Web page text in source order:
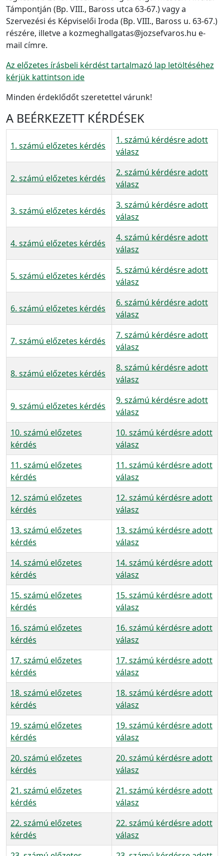
Támpontján (Bp. VIII., Baross utca 63-67.) vagy a
Szervezési és Képviselői Iroda (Bp. VIII., Baross u. 63-67.)
részére, illetve a kozmeghallgatas@jozsefvaros.hu e-
mail címre.
Az előzetes írásbeli kérdést tartalmazó lap letöltéséhez
kérjük kattintson ide
Minden érdeklődőt szeretettel várunk!
A BEÉRKEZETT KÉRDÉSEK
1. számú előzetes kérdés
1. számú kérdésre adott
válasz
2. számú előzetes kérdés
2. számú kérdésre adott
válasz
3. számú előzetes kérdés
3. számú kérdésre adott
válasz
4. számú előzetes kérdés
4. számú kérdésre adott
válasz
5. számú előzetes kérdés
5. számú kérdésre adott
válasz
6. számú előzetes kérdés
6. számú kérdésre adott
válasz
7. számú előzetes kérdés
7. számú kérdésre adott
válasz
8. számú előzetes kérdés
8. számú kérdésre adott
válasz
9. számú előzetes kérdés
9. számú kérdésre adott
válasz
10. számú előzetes
kérdés
10. számú kérdésre adott
válasz
11. számú előzetes
kérdés
11. számú kérdésre adott
válasz
12. számú előzetes
kérdés
12. számú kérdésre adott
válasz
13. számú előzetes
kérdés
13. számú kérdésre adott
válasz
14. számú előzetes
kérdés
14. számú kérdésre adott
válasz
15. számú előzetes
kérdés
15. számú kérdésre adott
válasz
16. számú előzetes
kérdés
16. számú kérdésre adott
válasz
17. számú előzetes
kérdés
17. számú kérdésre adott
válasz
18. számú előzetes
kérdés
18. számú kérdésre adott
válasz
19. számú előzetes
kérdés
19. számú kérdésre adott
válasz
20. számú előzetes
kérdés
20. számú kérdésre adott
válasz
21. számú előzetes
kérdés
21. számú kérdésre adott
válasz
22. számú előzetes
kérdés
22. számú kérdésre adott
válasz